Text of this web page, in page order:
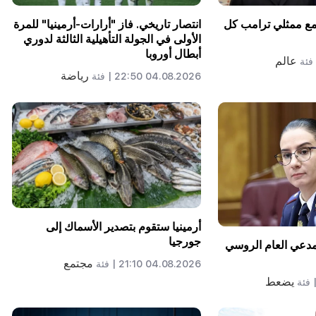
مع ممثلي ترامب كل
فئة عالم
انتصار تاريخي. فاز "أرارات-أرمينيا" للمرة
الأولى في الجولة التأهيلية الثالثة لدوري
أبطال أوروبا
04.08.2026 22:50 | فئة رياضة
العام الروسي
فئة يضعط
أرمينيا ستقوم بتصدير الأسماك إلى
جورجيا
04.08.2026 21:10 | فئة مجتمع